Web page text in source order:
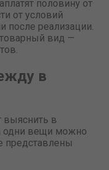
половину от
от условий
после реализации.
вид —
в
выяснить в
одни вещи можно
представлены